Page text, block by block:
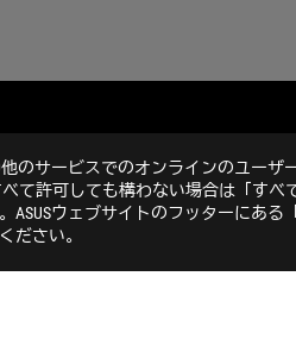
のサービスでのオンラインのユーザ
て許可しても構わない場合は「すべ
ウェブサイトのフッターにある
ださい。